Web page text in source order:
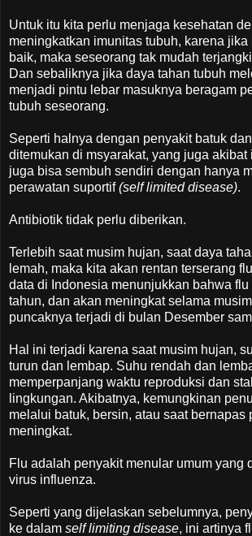
Untuk itu kita perlu menjaga kesehatan
meningkatkan imunitas tubuh, karena jika
baik, maka seseorang tak mudah
Dan sebaliknya jika daya tahan tubuh
menjadi pintu lebar masuknya beragam
tubuh seseorang.
Seperti halnya dengan penyakit batuk
ditemukan di msyarakat, yang juga akibat
juga bisa sembuh sendiri dengan hanya
perawatan suportif(self limited disease).
Antibiotik tidak perlu diberikan.
Terlebih saat musim hujan, saat daya
lemah, maka kita akan rentan terserang
data di Indonesia menunjukkan bahwa
tahun, dan akan meningkat selama
puncaknya terjadi di bulan Desember
Hal ini terjadi karena saat musim hujan,
turun dan lembap. Suhu rendah dan
memperpanjang waktu reproduksi dan
lingkungan. Akibatnya, kemungkinan
melalui batuk, bersin, atau saat bernapas
meningkat.
Flu adalah penyakit menular umum yang
virus influenza.
Seperti yang dijelaskan sebelumnya,
ke dalam self limiting disease, ini artinya